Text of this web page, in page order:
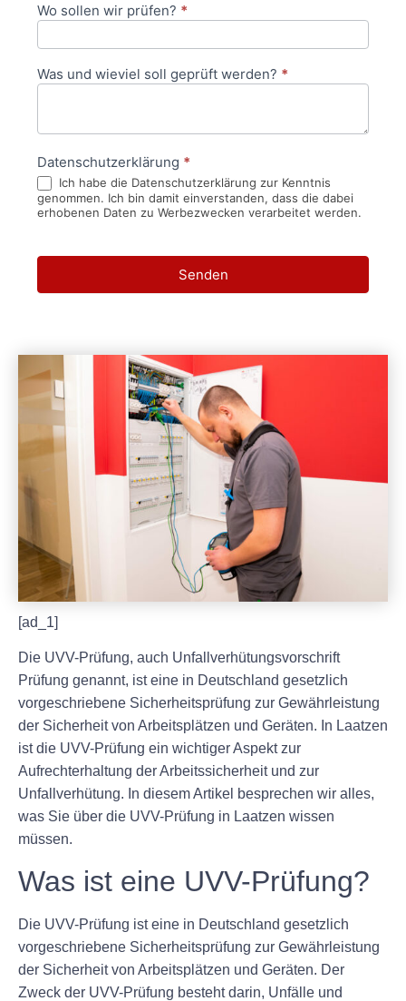
Wo sollen wir prüfen? *
Was und wieviel soll geprüft werden? *
Datenschutzerklärung *
Ich habe die Datenschutzerklärung zur Kenntnis
genommen. Ich bin damit einverstanden, dass die dabei
erhobenen Daten zu Werbezwecken verarbeitet werden.
Senden
[ad_1]
Die UVV-Prüfung, auch Unfallverhütungsvorschrift
Prüfung genannt, ist eine in Deutschland gesetzlich
vorgeschriebene Sicherheitsprüfung zur Gewährleistung
der Sicherheit von Arbeitsplätzen und Geräten. In Laatzen
ist die UVV-Prüfung ein wichtiger Aspekt zur
Aufrechterhaltung der Arbeitssicherheit und zur
Unfallverhütung. In diesem Artikel besprechen wir alles,
was Sie über die UVV-Prüfung in Laatzen wissen
müssen.
Was ist eine UVV-Prüfung?
Die UVV-Prüfung ist eine in Deutschland gesetzlich
vorgeschriebene Sicherheitsprüfung zur Gewährleistung
der Sicherheit von Arbeitsplätzen und Geräten. Der
Zweck der UVV-Prüfung besteht darin, Unfälle und